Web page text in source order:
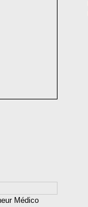
Médico